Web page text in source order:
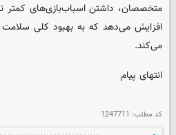
متخصصان، داشتن اسباب‌بازی‌های کمتر
افزایش می‌دهد که به بهبود کلی
می‌کند.
انتهای پیام
کد مطلب: 1247711